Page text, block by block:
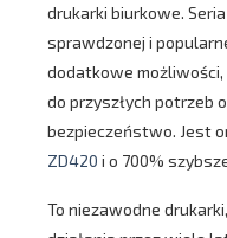
drukarki biurkowe.
sprawdzonej i
dodatkowe
do przyszłych potrzeb
bezpieczeństwo. Jest
ZD420 i o 700%
To niezawodne